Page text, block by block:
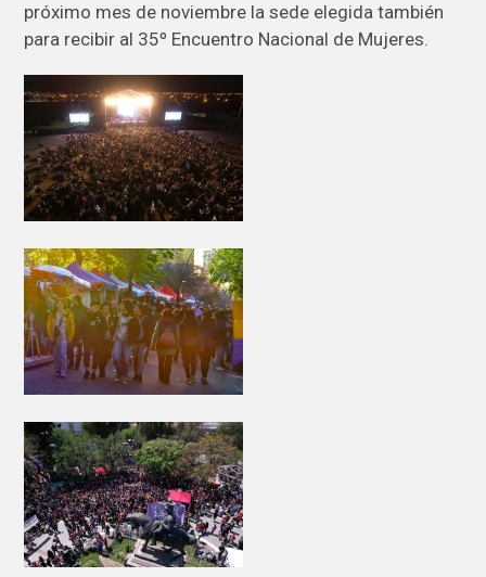
próximo mes de noviembre la sede elegida también
para recibir al 35º Encuentro Nacional de Mujeres.